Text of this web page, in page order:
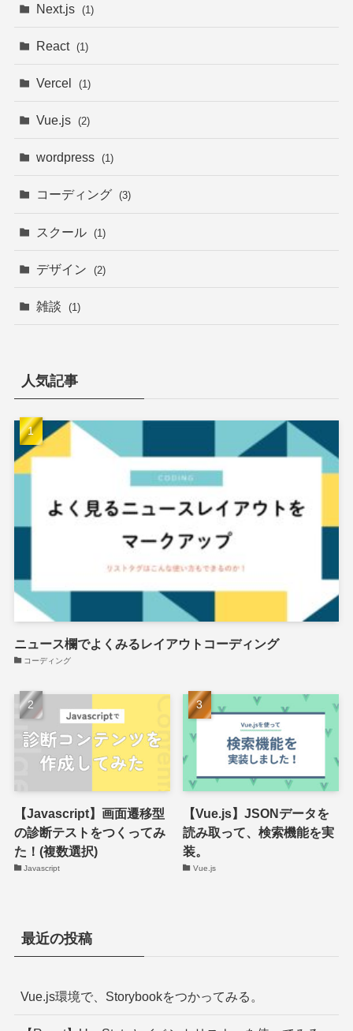
Next.js (1)
React (1)
Vercel (1)
Vue.js (2)
wordpress (1)
コーディング (3)
スクール (1)
デザイン (2)
雑談 (1)
人気記事
ニュース欄でよくみるレイアウトコーディング
コーディング
【Javascript】画面遷移型
の診断テストをつくってみ
た！(複数選択)
Javascript
【Vue.js】JSONデータを
読み取って、検索機能を実
装。
Vue.js
最近の投稿
Vue.js環境で、Storybookをつかってみる。